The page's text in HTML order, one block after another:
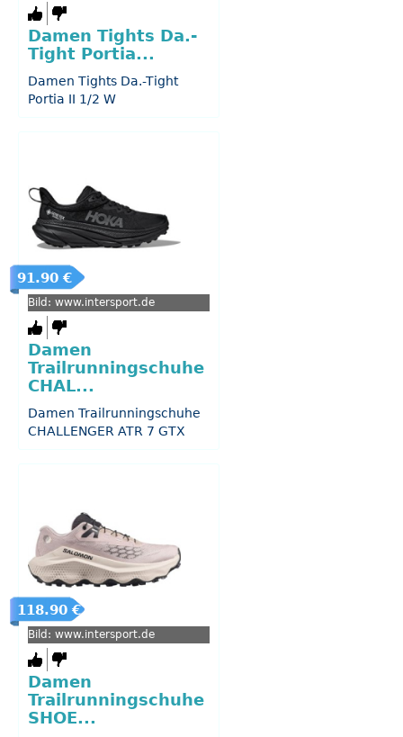
Damen Tights Da.-
Tight Portia...
Damen Tights Da.-Tight
Portia II 1/2 W
91.90 €
Bild: www.intersport.de
Damen
Trailrunningschuhe
CHAL...
Damen Trailrunningschuhe
CHALLENGER ATR 7 GTX
118.90 €
Bild: www.intersport.de
Damen
Trailrunningschuhe
SHOE...